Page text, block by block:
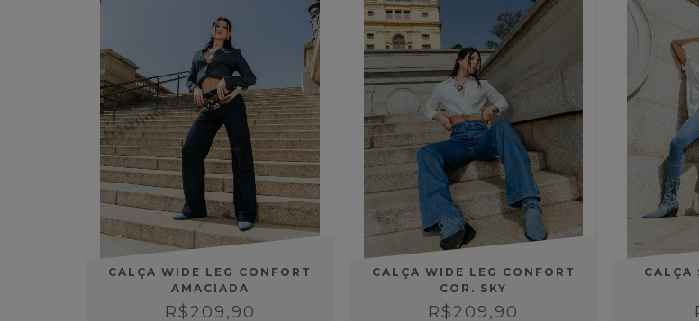
CALÇA WIDE LEG CONFORT
AMACIADA
R$209,90
CALÇA WIDE LEG CONFORT
COR. SKY
R$209,90
CALÇA